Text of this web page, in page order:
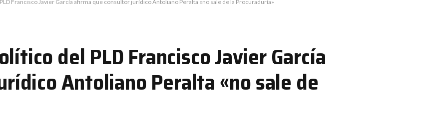
Francisco Javier García afirma que consultor jurídico Antoliano Peralta «no sale de la Procuraduría»
del PLD Francisco Javier García
Antoliano Peralta «no sale de